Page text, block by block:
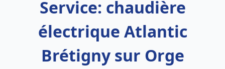
Service: chaudière
électrique Atlantic
Brétigny sur Orge